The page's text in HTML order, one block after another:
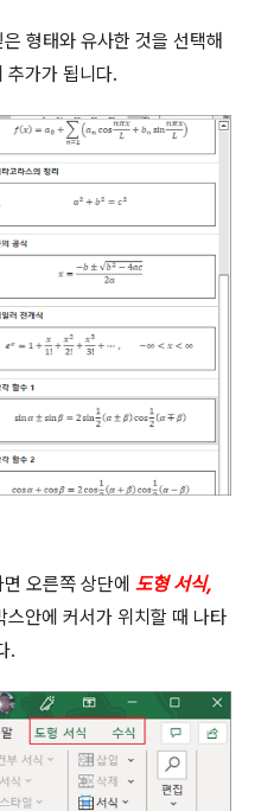
형태와 유사한 것을 선택해
추가가 됩니다.
오른쪽 상단에 도형 서식,
스안에 커서가 위치할 때 나타
.